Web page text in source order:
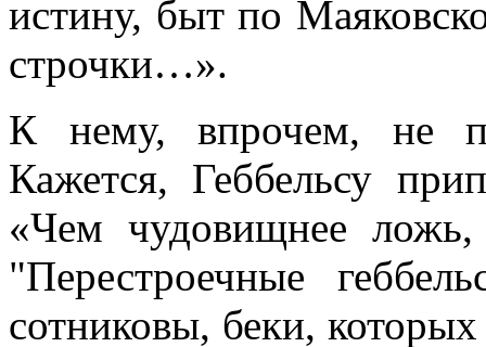
истину, быт по
строчки…».
К нему, впрочем, не
Кажется, Геббельсу
«Чем чудовищнее
"Перестроечные
сотниковы, беки,